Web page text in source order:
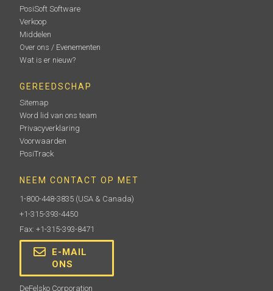
PosiSoft Software
Verkoop
Middelen
Over ons / Evenementen
Wat is er nieuw?
GEREEDSCHAP
Sitemap
Word lid van ons team
Privacyverklaring
Voorwaarden
PosiTrack
NEEM CONTACT OP MET
1-800-448-3835 (USA & Canada)
+1-315-393-4450
Fax: +1-315-393-8471
E-MAIL
ONS
DeFelsko Corporation